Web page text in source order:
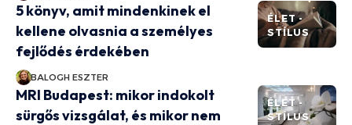
ÉLET -
STÍLUS
5 könyv, amit mindenkinek el
kellene olvasnia a személyes
fejlődés érdekében
BALOGH ESZTER
ÉLET -
STÍLUS
MRI Budapest: mikor indokolt
sürgős vizsgálat, és mikor nem